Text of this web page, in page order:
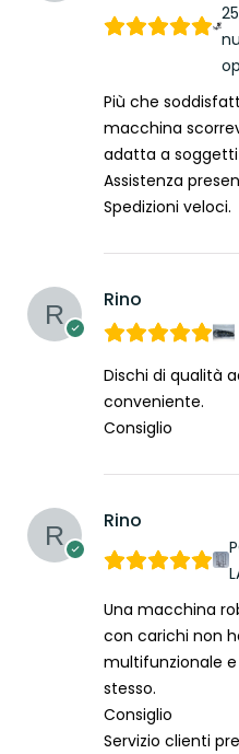
Più che
macchina
adatta a
Assistenza
Spedizioni veloci.
Rino
Dischi di qualità
conveniente.
Consiglio
Rino
Una macchina
con carichi non
multifunzionale
stesso.
Consiglio
Servizio clienti